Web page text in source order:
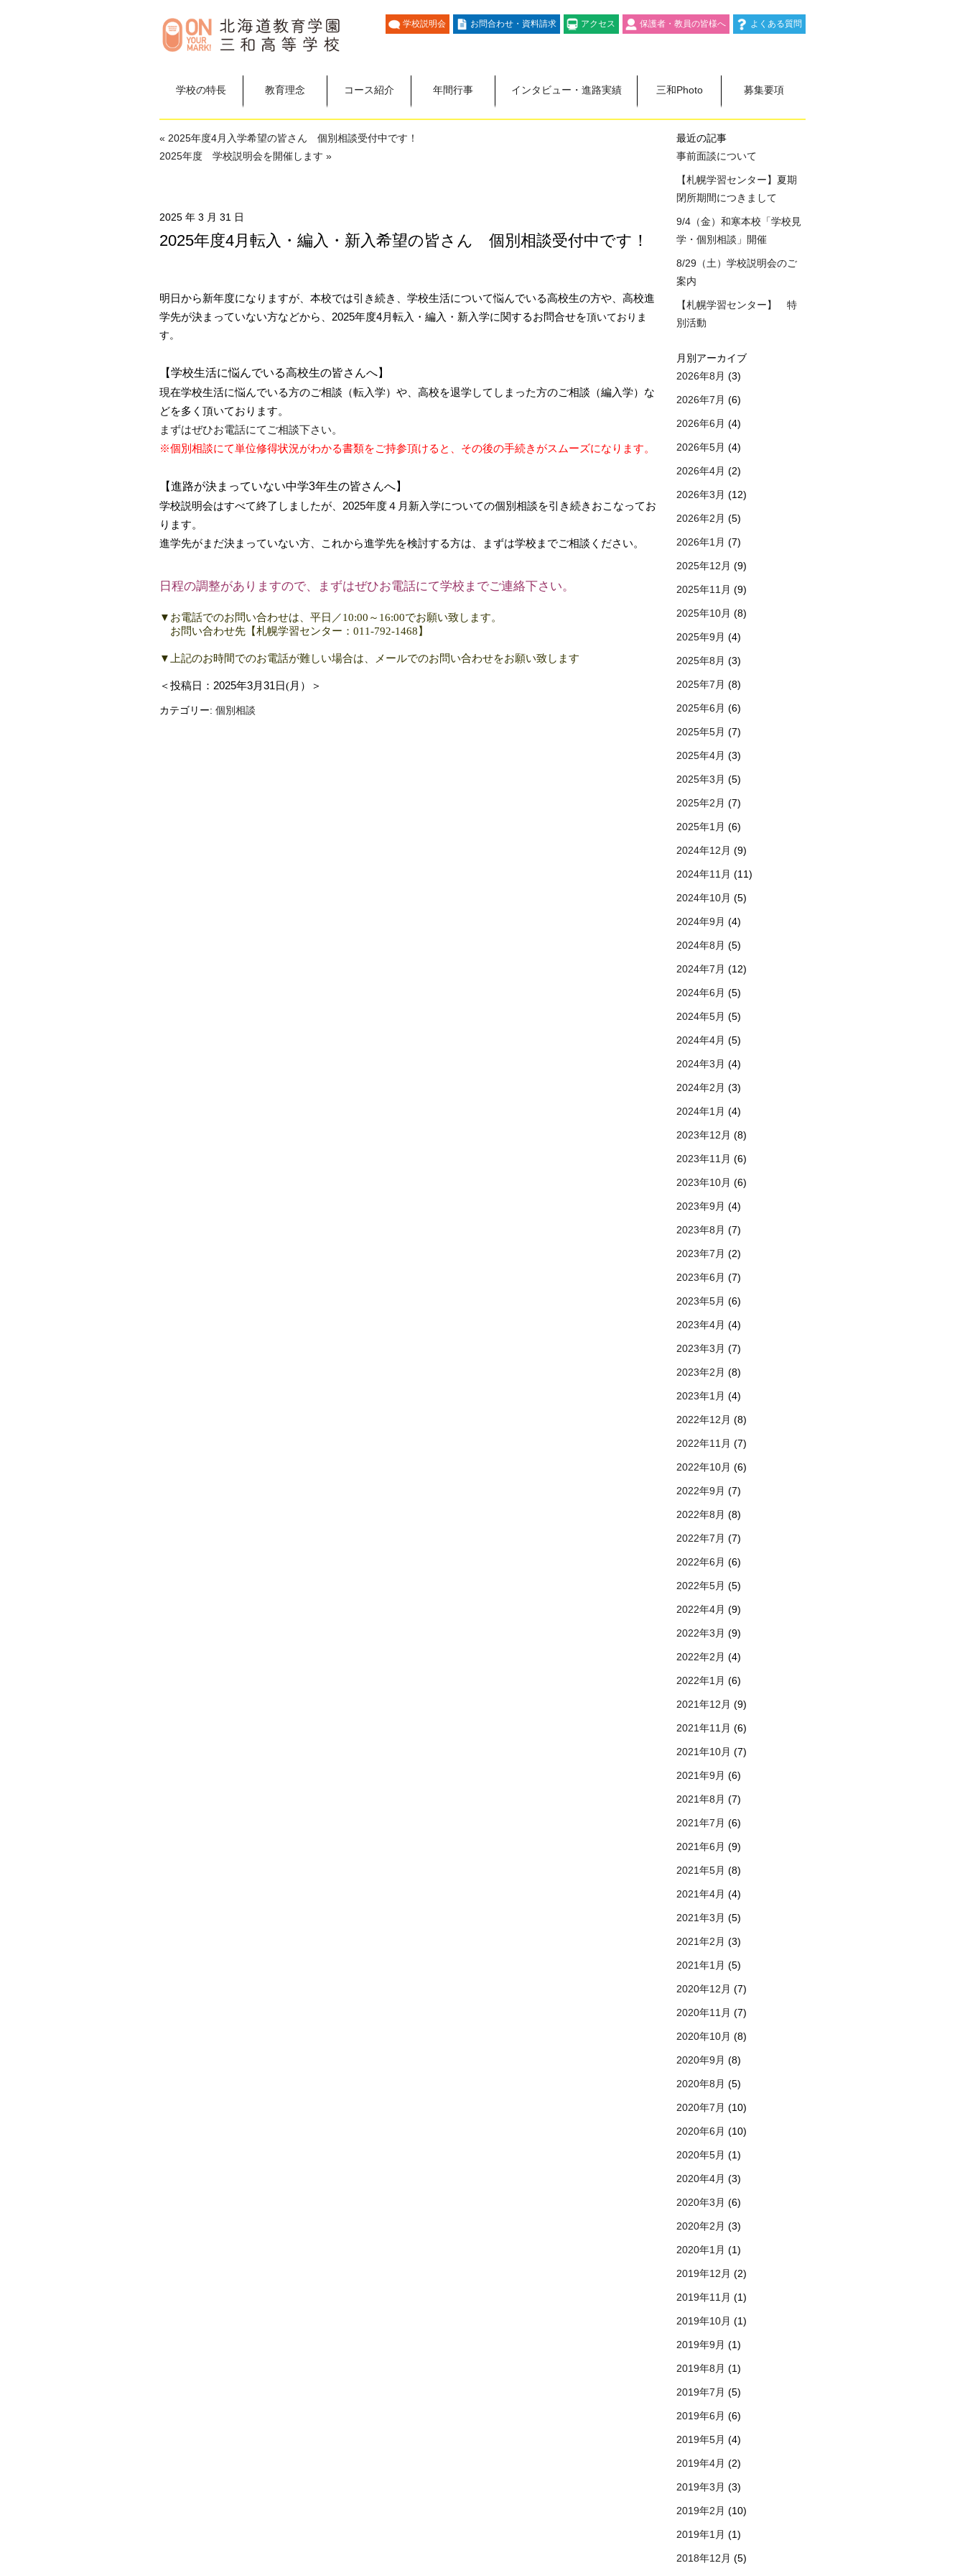
学校説明会 お問合わせ・資料請求 アクセス 保護者・教員の皆様へ よくある質問
学校の特長 教育理念 コース紹介 年間行事 インタビュー・進路実績 三和Photo 募集要項
« 2025年度4月入学希望の皆さん 個別相談受付中です！
2025年度 学校説明会を開催します »
2025 年 3 月 31 日
2025年度4月転入・編入・新入希望の皆さん 個別相談受付中です！
明日から新年度になりますが、本校では引き続き、 学校生活について悩んでいる高校生の方や、 高校進
学先が決まっていない方などから、 2025年度4月転入・編入・新入学に関するお問合せを頂いておりま
す。
【学校生活に悩んでいる高校生の皆さんへ】
現在学校生活に悩んでいる方のご相談（転入学）や、高校を退学してしまった方のご相談（編入学）な
どを多く頂いております。
まずはぜひお電話にてご相談下さい。
※個別相談にて単位修得状況がわかる書類をご持参頂けると、その後の手続きがスムーズになります。
【進路が決まっていない中学3年生の皆さんへ】
学校説明会はすべて終了しましたが、2025年度４月新入学についての個別相談を引き続きおこなってお
ります。
進学先がまだ決まっていない方、これから進学先を検討する方は、まずは学校までご相談ください。
日程の調整がありますので、まずはぜひお電話にて学校までご連絡下さい。
▼ お電話でのお問い合わせは、平日／10:00 ～ 16:00でお願い致します。
お問い合わせ先【札幌学習センター：011-792-1468】
▼上記のお時間でのお電話が難しい場合は、メールでのお問い合わせをお願い致します
＜投稿日： 2025年3月 31 日(月）＞
カテゴリー: 個別相談
最近の記事
事前面談について
【札幌学習センター】夏期
閉所期間につきまして
9/4（金）和寒本校「学校見
学・個別相談」開催
8/29（土）学校説明会のご
案内
【札幌学習センター】 特
別活動
月別アーカイブ
2026年8月 (3)
2026年7月 (6)
2026年6月 (4)
2026年5月 (4)
2026年4月 (2)
2026年3月 (12)
2026年2月 (5)
2026年1月 (7)
2025年12月 (9)
2025年11月 (9)
2025年10月 (8)
2025年9月 (4)
2025年8月 (3)
2025年7月 (8)
2025年6月 (6)
2025年5月 (7)
2025年4月 (3)
2025年3月 (5)
2025年2月 (7)
2025年1月 (6)
2024年12月 (9)
2024年11月 (11)
2024年10月 (5)
2024年9月 (4)
2024年8月 (5)
2024年7月 (12)
2024年6月 (5)
2024年5月 (5)
2024年4月 (5)
2024年3月 (4)
2024年2月 (3)
2024年1月 (4)
2023年12月 (8)
2023年11月 (6)
2023年10月 (6)
2023年9月 (4)
2023年8月 (7)
2023年7月 (2)
2023年6月 (7)
2023年5月 (6)
2023年4月 (4)
2023年3月 (7)
2023年2月 (8)
2023年1月 (4)
2022年12月 (8)
2022年11月 (7)
2022年10月 (6)
2022年9月 (7)
2022年8月 (8)
2022年7月 (7)
2022年6月 (6)
2022年5月 (5)
2022年4月 (9)
2022年3月 (9)
2022年2月 (4)
2022年1月 (6)
2021年12月 (9)
2021年11月 (6)
2021年10月 (7)
2021年9月 (6)
2021年8月 (7)
2021年7月 (6)
2021年6月 (9)
2021年5月 (8)
2021年4月 (4)
2021年3月 (5)
2021年2月 (3)
2021年1月 (5)
2020年12月 (7)
2020年11月 (7)
2020年10月 (8)
2020年9月 (8)
2020年8月 (5)
2020年7月 (10)
2020年6月 (10)
2020年5月 (1)
2020年4月 (3)
2020年3月 (6)
2020年2月 (3)
2020年1月 (1)
2019年12月 (2)
2019年11月 (1)
2019年10月 (1)
2019年9月 (1)
2019年8月 (1)
2019年7月 (5)
2019年6月 (6)
2019年5月 (4)
2019年4月 (2)
2019年3月 (3)
2019年2月 (10)
2019年1月 (1)
2018年12月 (5)